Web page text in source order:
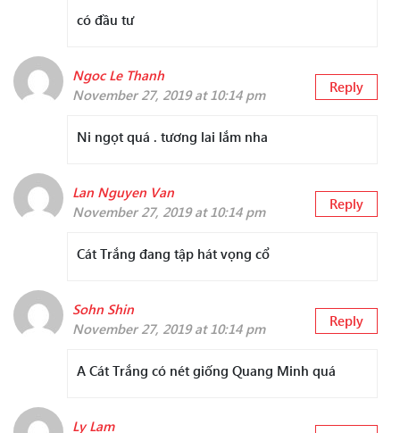
có đầu tư
Ngoc Le Thanh
November 27, 2019 at 10:14 pm
Reply
Ni ngọt quá . tương lai lắm nha
Lan Nguyen Van
November 27, 2019 at 10:14 pm
Reply
Cát Trắng đang tập hát vọng cổ
Sohn Shin
November 27, 2019 at 10:14 pm
Reply
A Cát Trắng có nét giống Quang Minh quá
Ly Lam